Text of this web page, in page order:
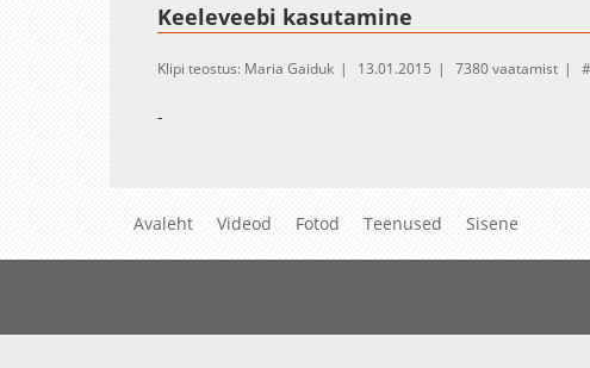
Keeleveebi kasutamine
Klipi teostus: Maria Gaiduk 13.01.2015 7380 vaatamist
-
Avaleht Videod Fotod Teenused Sisene